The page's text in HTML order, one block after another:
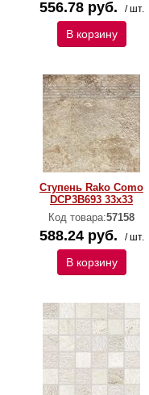
556.78 руб. / шт.
В корзину
Ступень Rako Como
DCP3B693 33x33
Код товара:57158
588.24 руб. / шт.
В корзину